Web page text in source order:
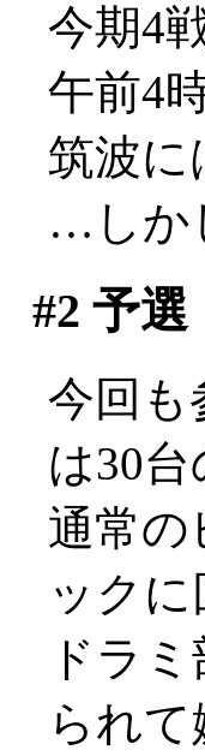
今期4
午前4
筑波に
…しか
#2 予選
今回も
は30
通常の
ック
ドラ
られ